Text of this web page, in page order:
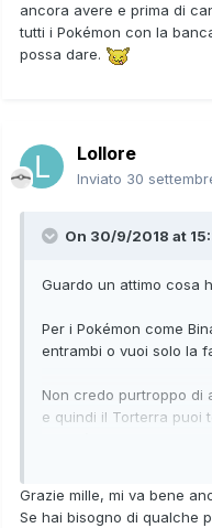
ancora avere e prima di
tutti i Pokémon con la
possa dare.
Lollore
Inviato 30
On 30/9/2018 at
Guardo un attimo cosa
Per i Pokémon come
entrambi o vuoi solo la
Non credo purtroppo di
e quindi il Torterra puoi
possa ancora avere e
vedere cosa ti possa
Grazie mille, mi va bene
Se hai bisogno di qualche